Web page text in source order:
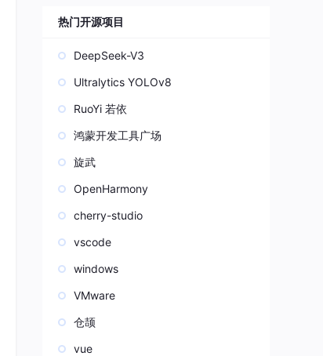
模态指令。
热门开源项目
DeepSeek-V3
Ultralytics YOLOv8
RuoYi 若依
鸿蒙开发工具广场
旋武
OpenHarmony
cherry-studio
vscode
windows
VMware
仓颉
vue